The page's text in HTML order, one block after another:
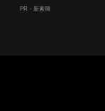
囊，瘦出小蠻腰
PR・新素簡